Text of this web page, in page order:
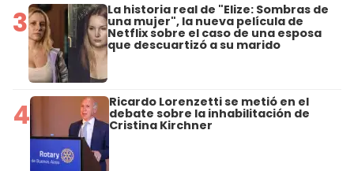
3 La historia real de "Elize: Sombras de
una mujer", la nueva película de
Netflix sobre el caso de una esposa
que descuartizó a su marido
4 Ricardo Lorenzetti se metió en el
debate sobre la inhabilitación de
Cristina Kirchner